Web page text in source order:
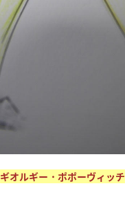
ギオルギー・ポポーヴィッチ